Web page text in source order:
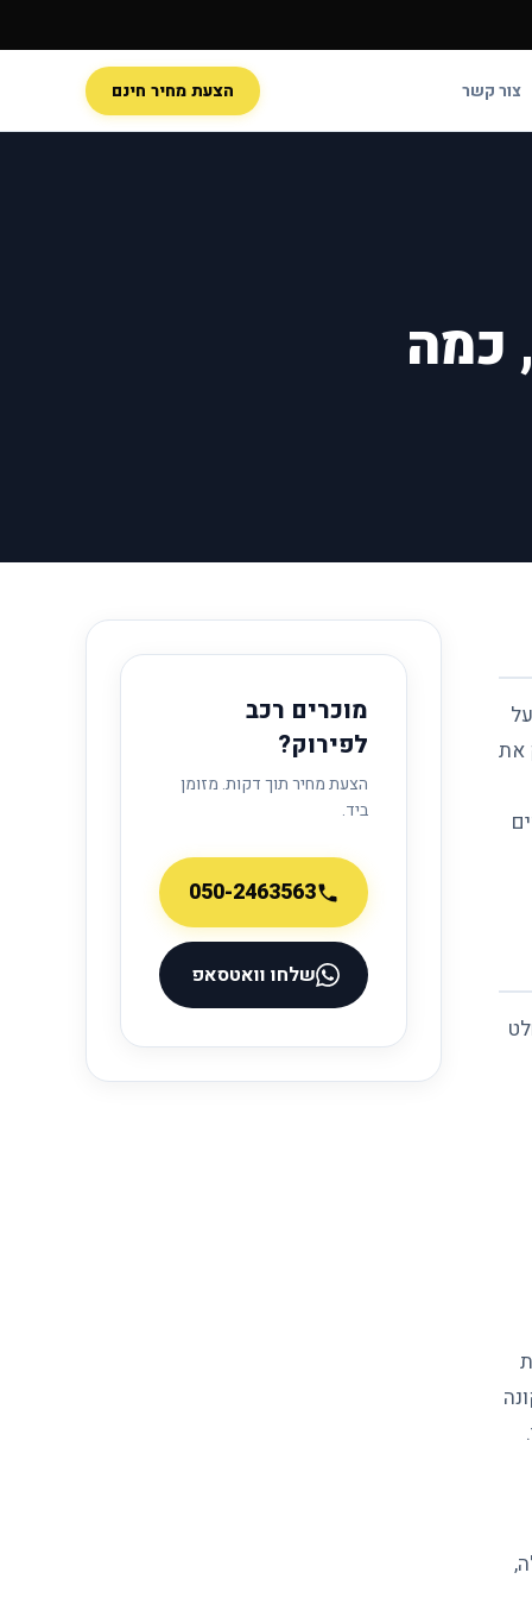
צור קשר הצעת מחיר חינם
כמה
את
כאלה,
מוכרים רכב
לפירוק?
הצעת מחיר תוך דקות. מזומן
ביד.
050-2463563
שלחו וואטסאפ